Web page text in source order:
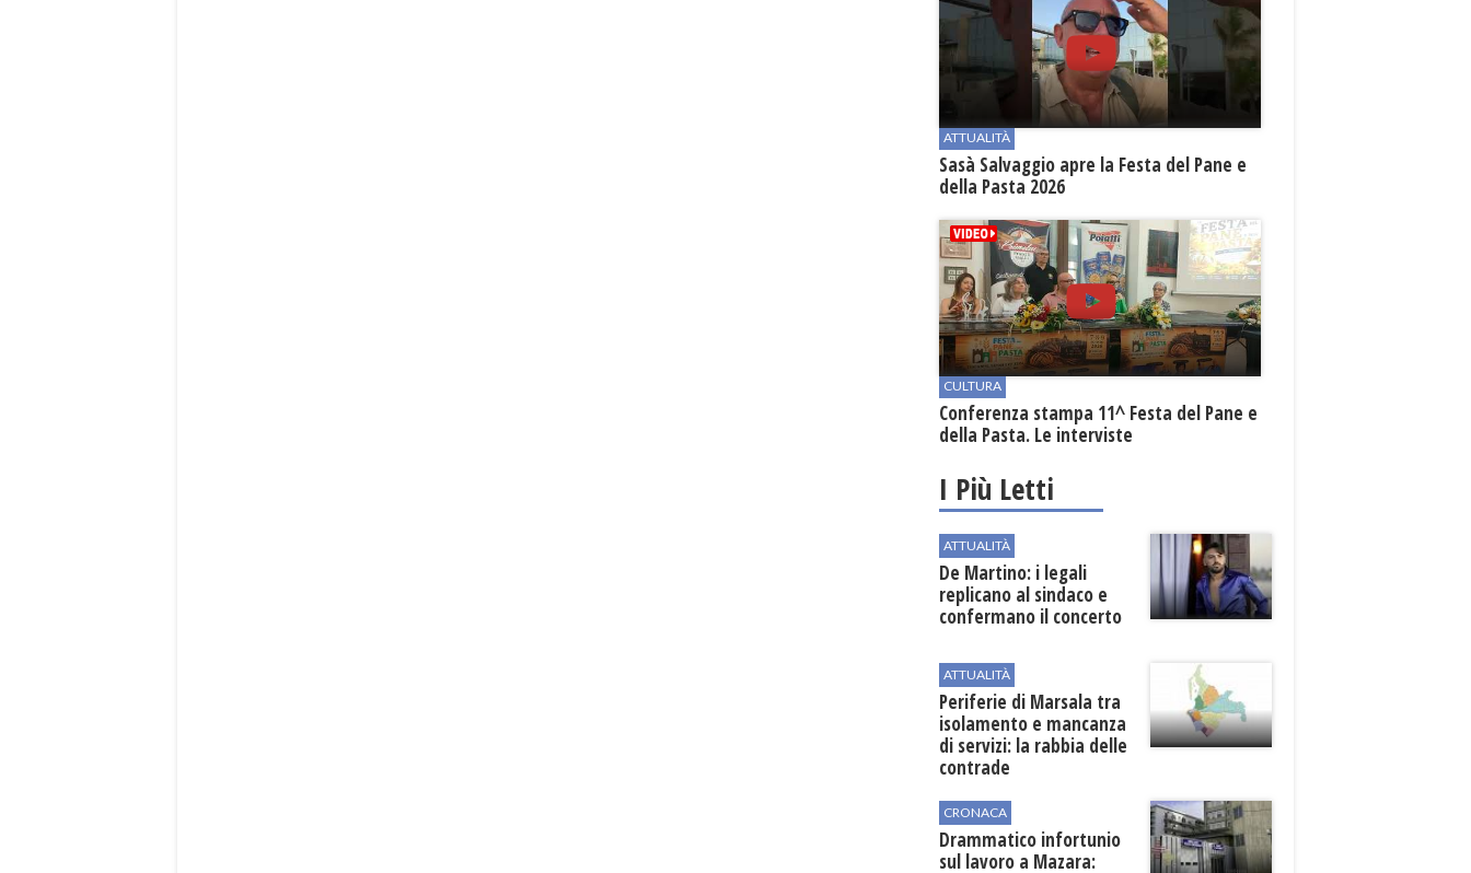
ATTUALITÀ
Sasà Salvaggio apre la Festa del Pane e
della Pasta 2026
CULTURA
Conferenza stampa 11^ Festa del Pane e
della Pasta. Le interviste
I Più Letti
ATTUALITÀ
De Martino: i legali
replicano al sindaco e
confermano il concerto
ATTUALITÀ
Periferie di Marsala tra
isolamento e mancanza
di servizi: la rabbia delle
contrade
CRONACA
Drammatico infortunio
sul lavoro a Mazara: